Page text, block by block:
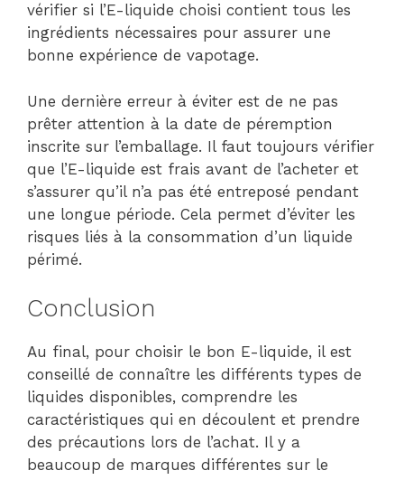
vérifier si l’E-liquide choisi contient tous les
ingrédients nécessaires pour assurer une
bonne expérience de vapotage.
Une dernière erreur à éviter est de ne pas
prêter attention à la date de péremption
inscrite sur l’emballage. Il faut toujours vérifier
que l’E-liquide est frais avant de l’acheter et
s’assurer qu’il n’a pas été entreposé pendant
une longue période. Cela permet d’éviter les
risques liés à la consommation d’un liquide
périmé.
Conclusion
Au final, pour choisir le bon E-liquide, il est
conseillé de connaître les différents types de
liquides disponibles, comprendre les
caractéristiques qui en découlent et prendre
des précautions lors de l’achat. Il y a
beaucoup de marques différentes sur le